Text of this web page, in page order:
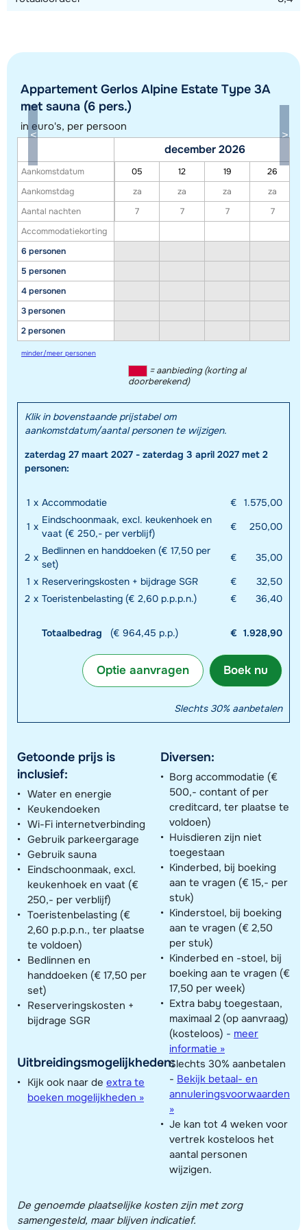
Toon alle accommodaties in dit gebied
Deze kaart geeft een indicatie van de ligging van onze accommodaties. De
exacte locatie kan enigszins afwijken.
Appartement Gerlos Alpine Estate Type 3A
met sauna (6 pers.)
in euro's, per persoon
Aankomstdatum
Aankomstdag
Aantal nachten
Accommodatiekorting
6 personen
5 personen
4 personen
3 personen
2 personen
december 2026
05 12 19
26
za
za za
za
7
7 7 7
minder/meer personen
= aanbieding (korting al
doorberekend)
Klik in bovenstaande prijstabel om
aankomstdatum/aantal personen te wijzigen.
zaterdag 27 maart 2027 - zaterdag 3 april 2027 met 2
personen:
1 x Accommodatie €
1.575,00
1 x
Eindschoonmaak, excl. keukenhoek en
vaat (€ 250,- per verblijf)
€ 250,00
2 x
Bedlinnen en handdoeken (€ 17,50 per
set)
€
35,00
1 x Reserveringskosten + bijdrage SGR €
32,50
2 x Toeristenbelasting (€ 2,60 p.p.p.n.) € 36,40
Totaalbedrag (€ 964,45 p.p.) € 1.928,90
Boek nu
Optie aanvragen
Slechts 30% aanbetalen
Getoonde prijs is
inclusief:
Water en energie
Keukendoeken
Wi-Fi internetverbinding
Gebruik parkeergarage
Gebruik sauna
Eindschoonmaak, excl.
keukenhoek en vaat (€
250,- per verblijf)
Toeristenbelasting (€
2,60 p.p.p.n., ter plaatse
te voldoen)
Bedlinnen en
handdoeken (€ 17,50 per
set)
Reserveringskosten +
bijdrage SGR
Uitbreidingsmogelijkheden:
Kijk ook naar de extra te
boeken mogelijkheden »
Diversen:
Borg accommodatie (€
500,- contant of per
creditcard, ter plaatse te
voldoen)
Huisdieren zijn niet
toegestaan
Kinderbed, bij boeking
aan te vragen (€ 15,- per
stuk)
Kinderstoel, bij boeking
aan te vragen (€ 2,50
per stuk)
Kinderbed en -stoel, bij
boeking aan te vragen (€
17,50 per week)
Extra baby toegestaan,
maximaal 2 (op aanvraag)
(kosteloos) - meer
informatie »
Slechts 30% aanbetalen
- Bekijk betaal- en
annuleringsvoorwaarden
»
Je kan tot 4 weken voor
vertrek kosteloos het
aantal personen
wijzigen.
De genoemde plaatselijke kosten zijn met zorg
samengesteld, maar blijven indicatief.